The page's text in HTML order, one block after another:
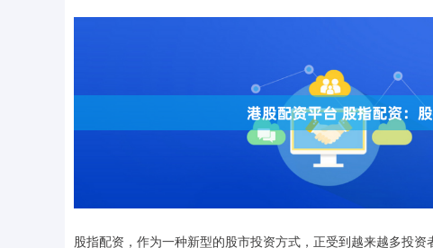
股指配资，作为一种新型的股市投资方式，正受到越来越多投